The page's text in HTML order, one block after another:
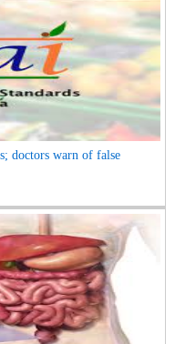
doctors warn of false